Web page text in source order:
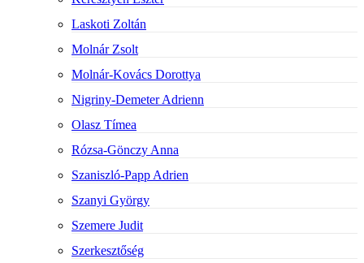
Laskoti Zoltán
Molnár Zsolt
Molnár-Kovács Dorottya
Nigriny-Demeter Adrienn
Olasz Tímea
Rózsa-Gönczy Anna
Szaniszló-Papp Adrien
Szanyi György
Szemere Judit
Szerkesztőség